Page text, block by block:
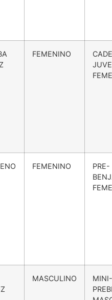
FEMENINO
FEMENINO
PRE-
MASCULINO
MINI-